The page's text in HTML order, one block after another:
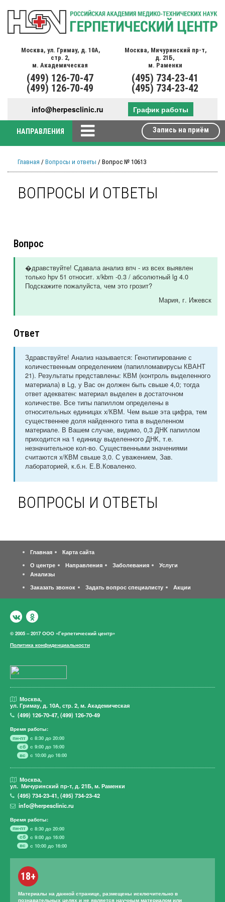
Москва, ул. Гримау, д. 10А,
стр. 2,
м. Академическая
(499) 126-70-47
(499) 126-70-49
Москва, Мичуринский пр-т,
д. 21Б,
м. Раменки
(495) 734-23-41
(495) 734-23-42
info@herpesclinic.ru График работы
НАПРАВЛЕНИЯ Запись на приём
Главная / Вопросы и ответы / Вопрос № 10613
ВОПРОСЫ И ОТВЕТЫ
Вопрос
�дравствуйте! Сдавала анализ впч - из всех выявлен
только hpv 51 относит. x/kbm -0.3 / абсолютный lg 4.0
Подскажите пожалуйста, чем это грозит?
Мария, г. Ижевск
Ответ
Здравствуйте! Анализ называется: Генотипирование с
количественным определением (папилломавирусы КВАНТ
21). Результаты представлены: КВМ (контроль выделенного
материала) в Lg, у Вас он должен быть свыше 4,0; тогда
ответ адекватен: материал выделен в достаточном
количестве. Все типы папиллом определены в
относительных единицах x/КВМ. Чем выше эта цифра, тем
существеннее доля найденного типа в выделенном
материале. В Вашем случае, видимо, 0,3 ДНК папиллом
приходится на 1 единицу выделенного ДНК, т.е.
незначительное кол-во. Существенными значениями
считаются x/КВМ свыше 3,0. С уважением, Зав.
лабораторией, к.б.н. Е.В.Коваленко.
ВОПРОСЫ И ОТВЕТЫ
Главная
Карта сайта
О центре
Направления Заболевания
Услуги
Анализы
Заказать звонок
Задать вопрос специалисту Акции
© 2005 – 2017 ООО «Герпетический центр»
Политика конфиденциальности
Москва,
ул. Гримау, д. 10А, стр. 2, м. Академическая
(499)126-70-47,(499)126-70-49
Время работы:
пн-пт
с 8:30 до 20:00
сб
с 9:00 до 16:00
вс
с 10:00 до 16:00
Москва,
ул. Мичуринский пр-т, д. 21Б, м. Раменки
(495)734-23-41,(495)734-23-42
info@herpesclinic.ru
Время работы:
пн-пт
с 8:30 до 20:00
сб
с 9:00 до 16:00
вс
с 10:00 до 16:00
18+
Материалы на данной странице, размещены исключительно в
познавательных целях и не является научным материалом или